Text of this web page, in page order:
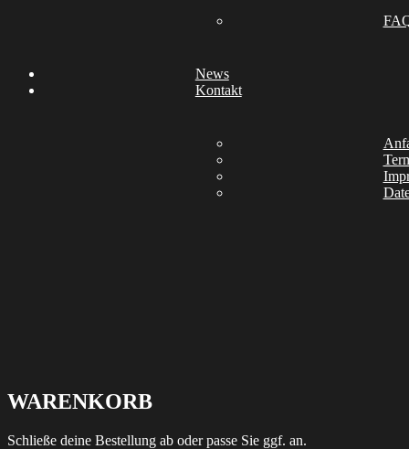
News
Kontakt
WARENKORB
Schließe deine Bestellung ab oder passe Sie ggf. an.